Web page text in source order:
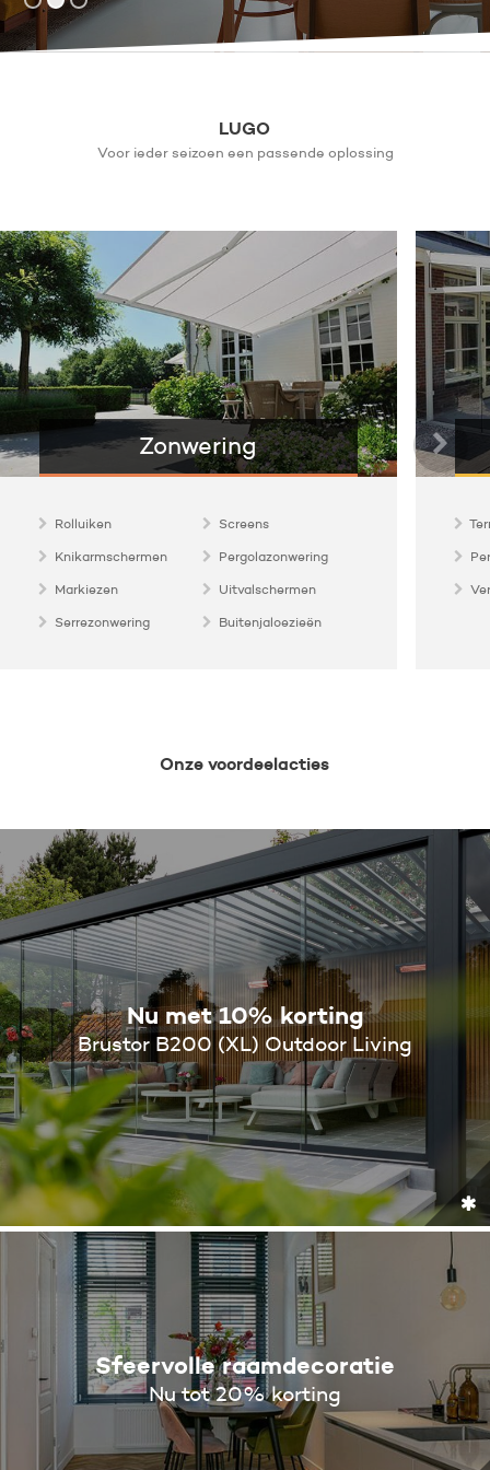
LUGO
Voor ieder seizoen een passende oplossing
Zonwering
Rolluiken
Screens
Knikarmschermen
Pergolazonwering
Markiezen
Uitvalschermen
Serrezonwering
Buitenjaloezieën
Onze voordeelacties
Nu met 10% korting
Brustor B200 (XL) Outdoor Living
Sfeervolle raamdecoratie
Nu tot 20% korting